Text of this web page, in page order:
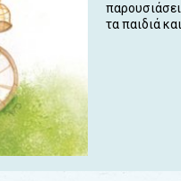
τα παιδιά